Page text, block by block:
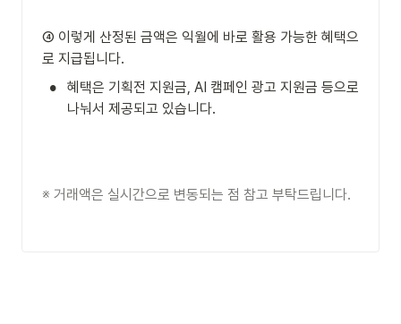
➃ 이렇게 산정된 금액은 익월에 바로 활용 가능한 혜택으
로 지급됩니다.
•
혜택은 기획전 지원금, AI 캠페인 광고 지원금 등으로
나눠서 제공되고 있습니다.
※ 거래액은 실시간으로 변동되는 점 참고 부탁드립니다.